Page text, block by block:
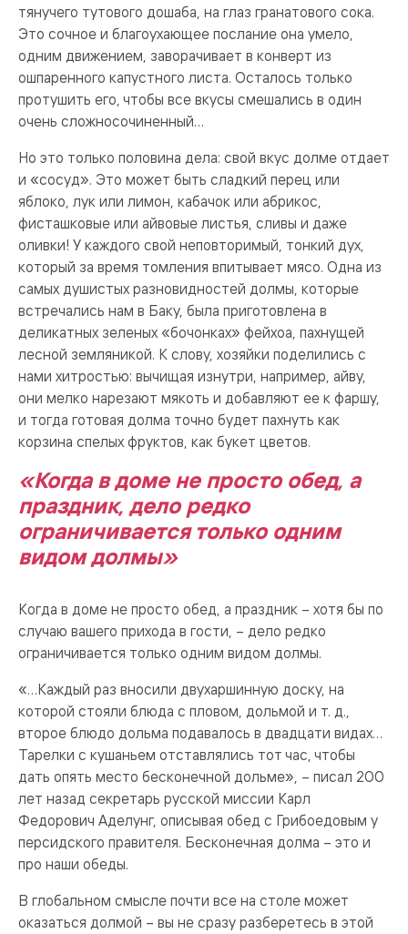
тянучего тутового дошаба, на глаз гранатового сока.
Это сочное и благоухающее послание она умело,
одним движением, заворачивает в конверт из
ошпаренного капустного листа. Осталось только
протушить его, чтобы все вкусы смешались в один
очень сложносочиненный…
Но это только половина дела: свой вкус долме отдает
и «сосуд». Это может быть сладкий перец или
яблоко, лук или лимон, кабачок или абрикос,
фисташковые или айвовые листья, сливы и даже
оливки! У каждого свой неповторимый, тонкий дух,
который за время томления впитывает мясо. Одна из
самых душистых разновидностей долмы, которые
встречались нам в Баку, была приготовлена в
деликатных зеленых «бочонках» фейхоа, пахнущей
лесной земляникой. К слову, хозяйки поделились с
нами хитростью: вычищая изнутри, например, айву,
они мелко нарезают мякоть и добавляют ее к фаршу,
и тогда готовая долма точно будет пахнуть как
корзина спелых фруктов, как букет цветов.
«Когда в доме не просто обед, а
праздник, дело редко
ограничивается только одним
видом долмы»
Когда в доме не просто обед, а праздник – хотя бы по
случаю вашего прихода в гости, – дело редко
ограничивается только одним видом долмы.
«…Каждый раз вносили двухаршинную доску, на
которой стояли блюда с пловом, дольмой и т. д.,
второе блюдо дольма подавалось в двадцати видах…
Тарелки с кушаньем отставлялись тот час, чтобы
дать опять место бесконечной дольме», – писал 200
лет назад секретарь русской миссии Карл
Федорович Аделунг, описывая обед с Грибоедовым у
персидского правителя. Бесконечная долма – это и
про наши обеды.
В глобальном смысле почти все на столе может
оказаться долмой – вы не сразу разберетесь в этой